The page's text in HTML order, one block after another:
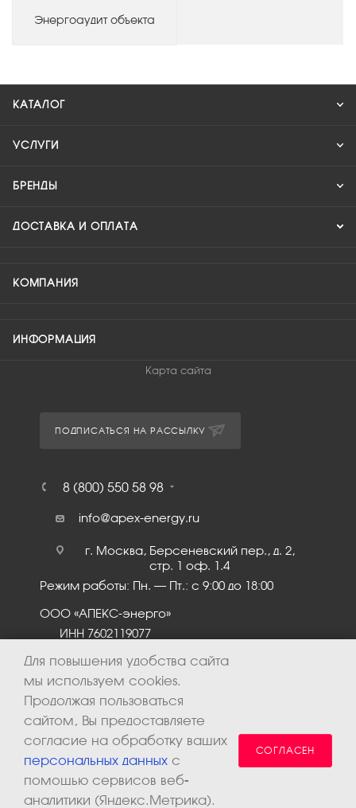
Энергоаудит объекта
КАТАЛОГ
УСЛУГИ
БРЕНДЫ
ДОСТАВКА И ОПЛАТА
КОМПАНИЯ
ИНФОРМАЦИЯ
Карта сайта
ПОДПИСАТЬСЯ НА РАССЫЛКУ
8 (800) 550 58 98
info@apex-energy.ru
г. Москва, Берсеневский пер., д. 2,
стр. 1 оф. 1.4
Режим работы: Пн. – Пт.: с 9:00 до 18:00
ООО «АПЕКС-энерго»
ИНН 7602119077
Для повышения удобства сайта
мы используем cookies.
Продолжая пользоваться
сайтом, Вы предоставляете
согласие на обработку ваших
персональных данных с
помощью сервисов веб-
аналитики (Яндекс.Метрика).
СОГЛАСЕН